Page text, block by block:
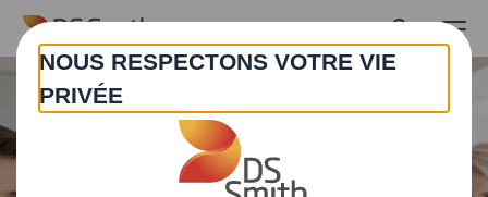
Skip to main content